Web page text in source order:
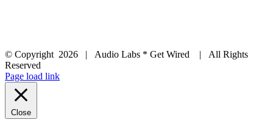
© Copyright 2026 | Audio Labs * Get Wired | All Rights
Reserved
Facebook
Instagram
YouTube
LinkedIn
X
Page load link
Close